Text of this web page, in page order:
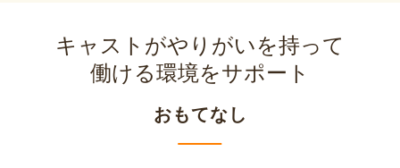
キャストがやりがいを持って
働ける環境をサポート
おもてなし